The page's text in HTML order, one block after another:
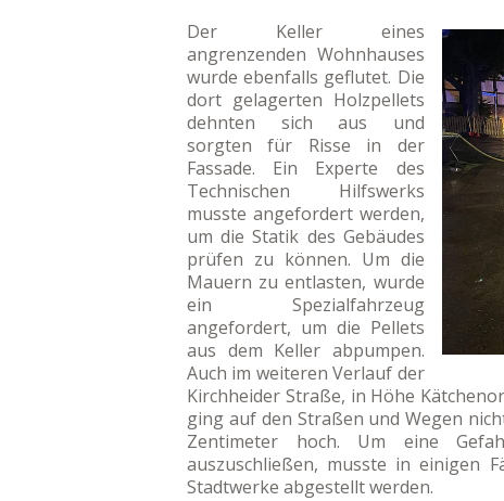
Der Keller eines
angrenzenden Wohnhauses
wurde ebenfalls geflutet. Die
dort gelagerten Holzpellets
dehnten sich aus und
sorgten für Risse in der
Fassade. Ein Experte des
Technischen Hilfswerks
musste angefordert werden,
um die Statik des Gebäudes
prüfen zu können. Um die
Mauern zu entlasten, wurde
ein Spezialfahrzeug
angefordert, um die Pellets
aus dem Keller abpumpen.
Auch im weiteren Verlauf der
Kirchheider Straße, in Höhe
ging auf den Straßen und Wegen
Zentimeter hoch. Um eine
auszuschließen, musste in einigen
Stadtwerke abgestellt werden.